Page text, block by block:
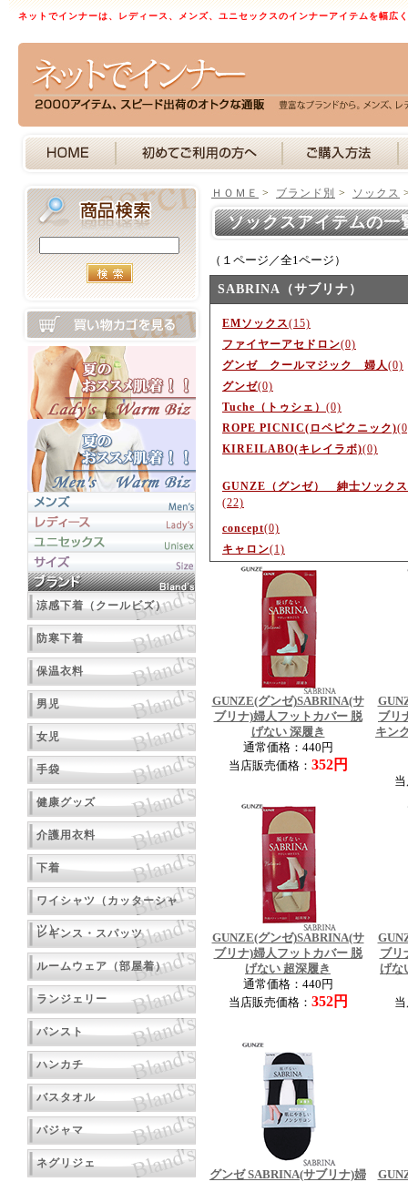
ネットでインナーは、レディース、メンズ、ユニセックスのインナーアイテムを幅広
涼感下着（クールビズ）
防寒下着
保温衣料
男児
女児
手袋
健康グッズ
介護用衣料
下着
ワイシャツ（カッターシャ
ツ）
レギンス・スパッツ
ルームウェア（部屋着）
ランジェリー
パンスト
ハンカチ
バスタオル
パジャマ
ネグリジェ
ＨＯＭＥ > ブランド別 > ソックス
ソックスアイテムの
（１ページ／全1ページ）
SABRINA（サブリナ）
EMソックス(15)
ファイヤーアセドロン(0)
グンゼ クールマジック 婦人 (0)
グンゼ(0)
Tuche（トゥシェ） (0)
ROPE PICNIC(ロペピクニック)
KIREILABO(キレイラボ)(0)
GUNZE（グンゼ） 紳士ソックス
(22)
concept(0)
キャロン(1)
GUNZE(グンゼ)SABRINA(サ
ブリナ)婦人フットカバー 脱
げない 深履き
通常価格：440円
当店販売価格： 352円
ブリ
キン
GUNZE(グンゼ)SABRINA(サ
ブリナ)婦人フットカバー 脱
げない 超深履き
通常価格：440円
当店販売価格： 352円
ブリ
げな
グンゼ SABRINA(サブリナ)婦